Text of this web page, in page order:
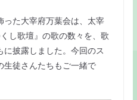
た大宰府万葉会は、太宰
し歌壇』の歌の数々を、歌
披露しました。今回のス
生徒さんたちもご一緒で